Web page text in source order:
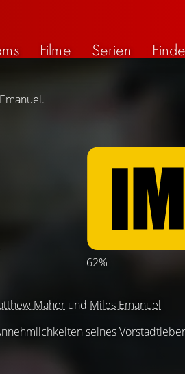
Filme Serien
62%
Maher und Miles Emanuel
seines